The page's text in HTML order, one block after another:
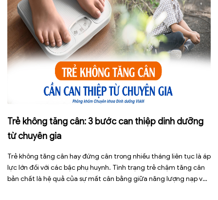
Trẻ không tăng cân: 3 bước can thiệp dinh dưỡng
từ chuyên gia
Trẻ không tăng cân hay đứng cân trong nhiều tháng liên tục là áp
lực lớn đối với các bậc phụ huynh. Tình trạng trẻ chậm tăng cân
bản chất là hệ quả của sự mất cân bằng giữa năng lượng nạp vào